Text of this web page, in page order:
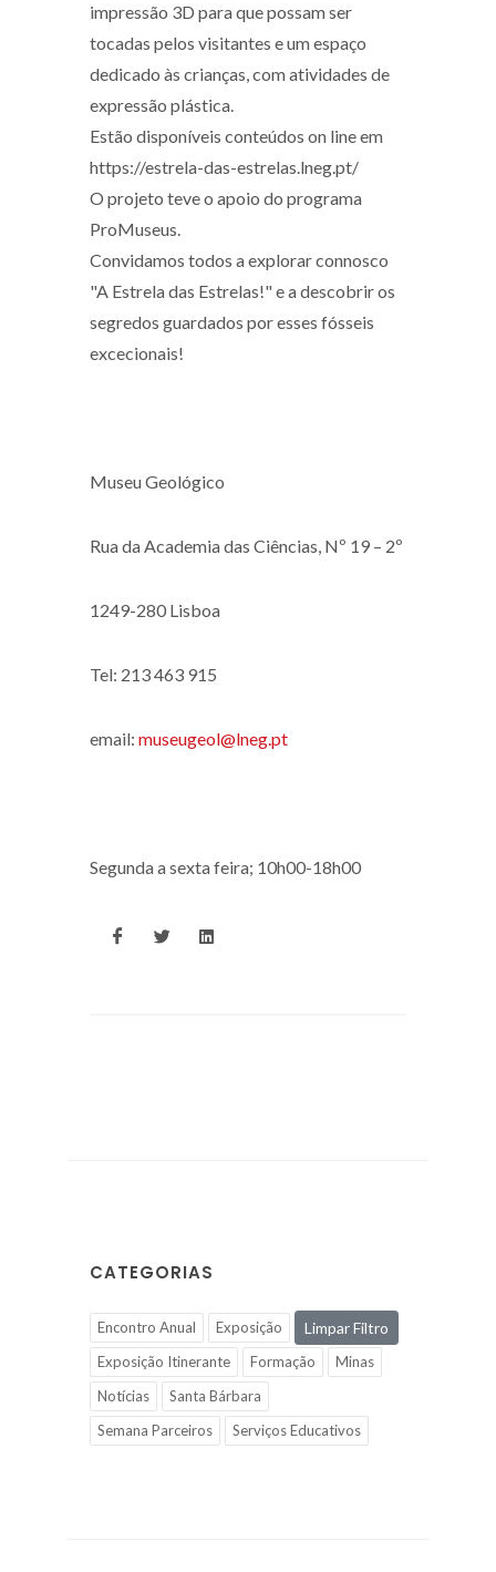
impressão 3D para que possam ser
tocadas pelos visitantes e um espaço
dedicado às crianças, com atividades de
expressão plástica.
Estão disponíveis conteúdos on line em
https://estrela-das-estrelas.lneg.pt/
O projeto teve o apoio do programa
ProMuseus.
Convidamos todos a explorar connosco
"A Estrela das Estrelas!" e a descobrir os
segredos guardados por esses fósseis
excecionais!
Museu Geológico
Rua da Academia das Ciências, Nº 19 – 2º
1249-280 Lisboa
Tel: 213 463 915
email: museugeol@lneg.pt
Segunda a sexta feira; 10h00-18h00
CATEGORIAS
Encontro Anual
Exposição
Exposição Itinerante
Formação
Minas
Notícias
Santa Bárbara
Semana Parceiros
Serviços Educativos
Limpar Filtro